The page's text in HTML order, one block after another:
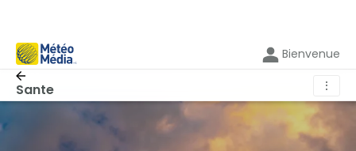
Bienvenue
Sante ⋮